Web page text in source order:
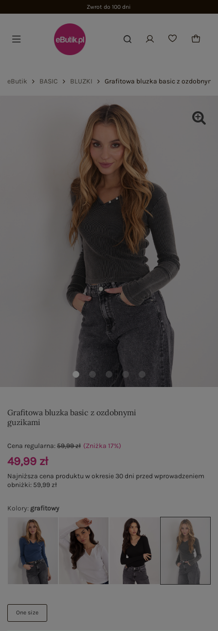
Zwrot do 100 dni
eButik BASIC BLUZKI Grafitowa bluzka basic z
Grafitowa bluzka basic z ozdobnymi
guzikami
Kolory: grafitowy
One size
Cena regularna:59,99 zł (Zniżka 17%)
49,99 zł
Najniższa cena produktu w okresie 30 dni przed wprowadzeniem
obniżki: 59,99 zł